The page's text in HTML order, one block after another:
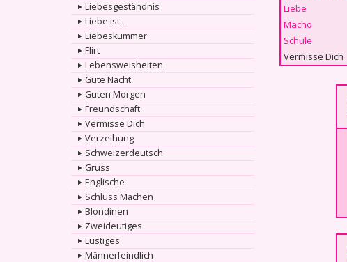
Liebesgeständnis
Liebe ist...
Liebeskummer
Flirt
Lebensweisheiten
Gute Nacht
Guten Morgen
Freundschaft
Vermisse Dich
Verzeihung
Schweizerdeutsch
Gruss
Englische
Schluss Machen
Blondinen
Zweideutiges
Lustiges
Männerfeindlich
Liebe
Macho
Schule
Vermisse Dich